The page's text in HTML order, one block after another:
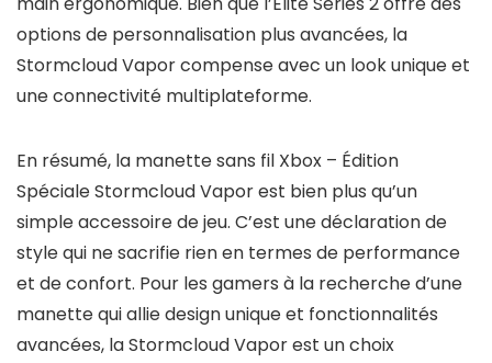
options de personnalisation plus avancées, la
Stormcloud Vapor compense avec un look unique et
une connectivité multiplateforme.
En résumé, la manette sans fil Xbox – Édition
Spéciale Stormcloud Vapor est bien plus qu’un
simple accessoire de jeu. C’est une déclaration de
style qui ne sacrifie rien en termes de performance
et de confort. Pour les gamers à la recherche d’une
manette qui allie design unique et fonctionnalités
avancées, la Stormcloud Vapor est un choix